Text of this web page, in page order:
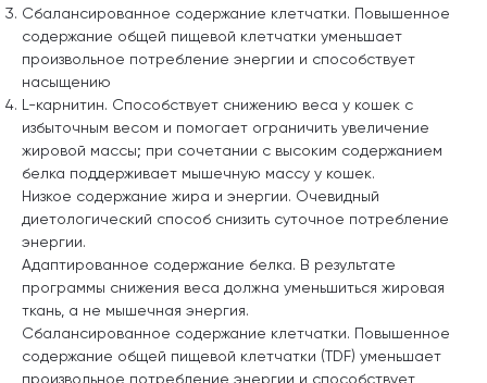
Сбалансированное содержание клетчатки. Повышенное
содержание общей пищевой клетчатки уменьшает
произвольное потребление энергии и способствует
насыщению
L-карнитин. Способствует снижению веса у кошек с
избыточным весом и помогает ограничить увеличение
жировой массы; при сочетании с высоким содержанием
белка поддерживает мышечную массу у кошек.
Низкое содержание жира и энергии. Очевидный
диетологический способ снизить суточное потребление
энергии.
Адаптированное содержание белка. В результате
программы снижения веса должна уменьшиться жировая
ткань, а не мышечная энергия.
Сбалансированное содержание клетчатки. Повышенное
содержание общей пищевой клетчатки (TDF) уменьшает
произвольное потребление энергии и способствует